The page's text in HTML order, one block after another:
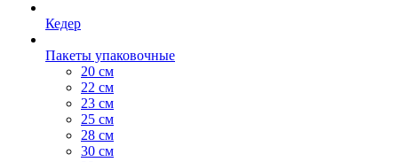
Кедер
Пакеты упаковочные
20 см
22 см
23 см
25 см
28 см
30 см